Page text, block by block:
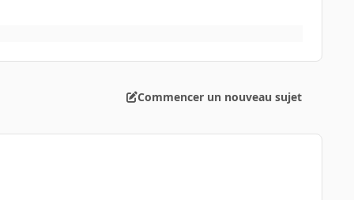
Commencer un nouveau sujet